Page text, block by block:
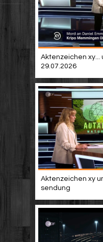
Aktenzeichen xy...
29.07.2026
Aktenzeichen xy
sendung